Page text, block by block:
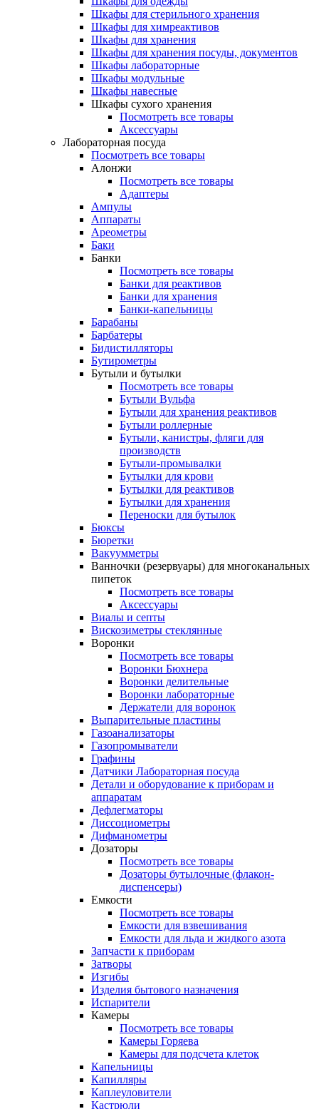
Шкафы для стерильного хранения
Шкафы для химреактивов
Шкафы для хранения
Шкафы для хранения посуды, документов
Шкафы лабораторные
Шкафы модульные
Шкафы навесные
Шкафы сухого хранения
Посмотреть все товары
Аксессуары
Лабораторная посуда
Посмотреть все товары
Алонжи
Посмотреть все товары
Адаптеры
Ампулы
Аппараты
Ареометры
Баки
Банки
Посмотреть все товары
Банки для реактивов
Банки для хранения
Банки-капельницы
Барабаны
Барбатеры
Бидистилляторы
Бутирометры
Бутыли и бутылки
Посмотреть все товары
Бутыли Вульфа
Бутыли для хранения реактивов
Бутыли роллерные
Бутыли, канистры, фляги для
производств
Бутыли-промывалки
Бутылки для крови
Бутылки для реактивов
Бутылки для хранения
Переноски для бутылок
Бюксы
Бюретки
Вакуумметры
Ванночки (резервуары) для многоканальных
пипеток
Посмотреть все товары
Аксессуары
Виалы и септы
Вискозиметры стеклянные
Воронки
Посмотреть все товары
Воронки Бюхнера
Воронки делительные
Воронки лабораторные
Держатели для воронок
Выпарительные пластины
Газоанализаторы
Газопромыватели
Графины
Датчики Лабораторная посуда
Детали и оборудование к приборам и
аппаратам
Дефлегматоры
Диссоциометры
Дифманометры
Дозаторы
Посмотреть все товары
Дозаторы бутылочные (флакон-
диспенсеры)
Емкости
Посмотреть все товары
Емкости для взвешивания
Емкости для льда и жидкого азота
Запчасти к приборам
Затворы
Изгибы
Изделия бытового назначения
Испарители
Камеры
Посмотреть все товары
Камеры Горяева
Камеры для подсчета клеток
Капельницы
Капилляры
Каплеуловители
Кастрюли